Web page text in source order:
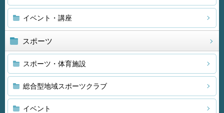
イベント・講座
スポーツ
スポーツ・体育施設
総合型地域スポーツクラブ
イベント